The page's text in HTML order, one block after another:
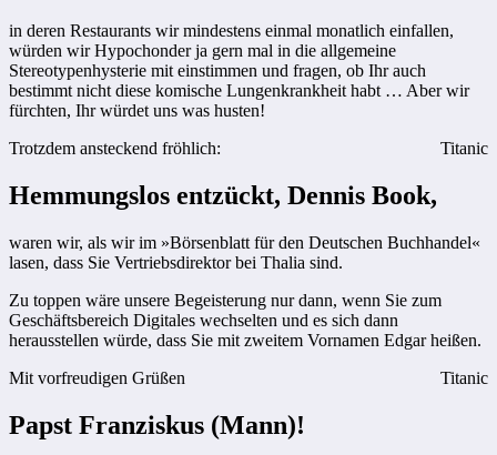
in deren Restaurants wir mindestens einmal monatlich einfallen,
würden wir Hypochonder ja gern mal in die allgemeine
Stereotypenhysterie mit einstimmen und fragen, ob Ihr auch
bestimmt nicht diese komische Lungenkrankheit habt … Aber wir
fürchten, Ihr würdet uns was husten!
Trotzdem ansteckend fröhlich:
Titanic
Hemmungslos entzückt, Dennis Book,
waren wir, als wir im »Börsenblatt für den Deutschen Buchhandel«
lasen, dass Sie Vertriebsdirektor bei Thalia sind.
Zu toppen wäre unsere Begeisterung nur dann, wenn Sie zum
Geschäftsbereich Digitales wechselten und es sich dann
herausstellen würde, dass Sie mit zweitem Vornamen Edgar heißen.
Mit vorfreudigen Grüßen
Titanic
Papst Franziskus (Mann)!